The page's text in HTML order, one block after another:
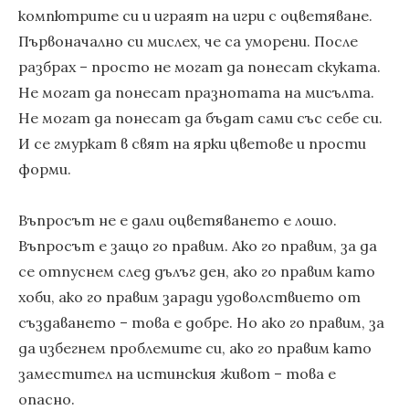
компютрите си и играят на игри с оцветяване.
Първоначално си мислех, че са уморени. После
разбрах – просто не могат да понесат скуката.
Не могат да понесат празнотата на мисълта.
Не могат да понесат да бъдат сами със себе си.
И се гмуркат в свят на ярки цветове и прости
форми.
Въпросът не е дали оцветяването е лошо.
Въпросът е защо го правим. Ако го правим, за да
се отпуснем след дълъг ден, ако го правим като
хоби, ако го правим заради удоволствието от
създаването – това е добре. Но ако го правим, за
да избегнем проблемите си, ако го правим като
заместител на истинския живот – това е
опасно.